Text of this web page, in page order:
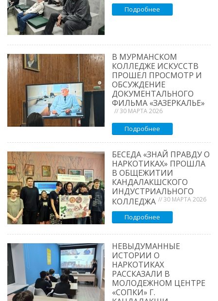
Подробнее
В МУРМАНСКОМ
КОЛЛЕДЖЕ ИСКУССТВ
ПРОШЕЛ ПРОСМОТР И
ОБСУЖДЕНИЕ
ДОКУМЕНТАЛЬНОГО
ФИЛЬМА «ЗАЗЕРКАЛЬЕ»
// 30 МАРТА 2026
Подробнее
БЕСЕДА «ЗНАЙ ПРАВДУ О
НАРКОТИКАХ» ПРОШЛА
В ОБЩЕЖИТИИ
КАНДАЛАКШСКОГО
ИНДУСТРИАЛЬНОГО
КОЛЛЕДЖА // 30 МАРТА 2026
Подробнее
НЕВЫДУМАННЫЕ
ИСТОРИИ О
НАРКОТИКАХ
РАССКАЗАЛИ В
МОЛОДЕЖНОМ ЦЕНТРЕ
«СОПКИ» Г.